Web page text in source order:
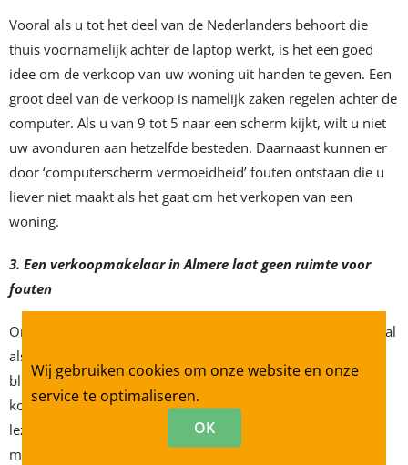
Vooral als u tot het deel van de Nederlanders behoort die
thuis voornamelijk achter de laptop werkt, is het een goed
idee om de verkoop van uw woning uit handen te geven. Een
groot deel van de verkoop is namelijk zaken regelen achter de
computer. Als u van 9 tot 5 naar een scherm kijkt, wilt u niet
uw avonduren aan hetzelfde besteden. Daarnaast kunnen er
door ‘computerscherm vermoeidheid’ fouten ontstaan die u
liever niet maakt als het gaat om het verkopen van een
woning.
3. Een verkoopmakelaar in Almere laat geen ruimte voor
fouten
Ongelukken kunnen zich in klein hoekje verstoppen en vooral
als het gaat om de verkoop van een woning, kan een kleine
blunder enorm naar uitpakken. Een voorlopige
koopovereenkomst staat vol kleine lettertjes die minder fijn
lezen dat een goede thriller. Verkoopmakelaars zijn bekend
met alle juridische zaken die spelen rondom de verkoop van
Wij gebruiken cookies om onze website en onze
service te optimaliseren.
OK